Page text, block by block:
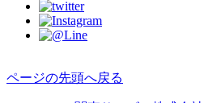
ページの先頭へ戻る